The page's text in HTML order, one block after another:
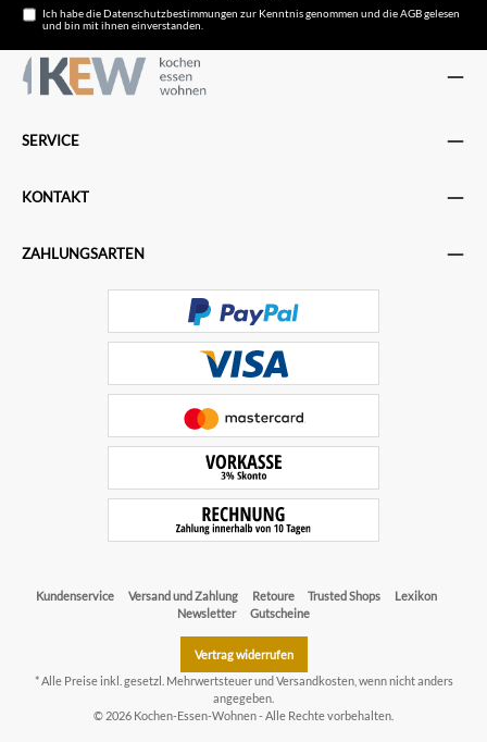
Ich habe dieDatenschutzbestimmungen zur Kenntnis genommen und dieAGBgelesen
und bin mit ihnen einverstanden.
SERVICE
KONTAKT
ZAHLUNGSARTEN
Kundenservice Versand und Zahlung Retoure Trusted Shops
Lexikon
Newsletter
Gutscheine
Vertrag widerrufen
* Alle Preise inkl. gesetzl. Mehrwertsteuer undVersandkosten, wenn nicht anders
angegeben.
© 2026 Kochen-Essen-Wohnen - Alle Rechte vorbehalten.